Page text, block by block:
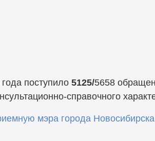
поступило 5125/5658
справочного
мэра города Новосибирска